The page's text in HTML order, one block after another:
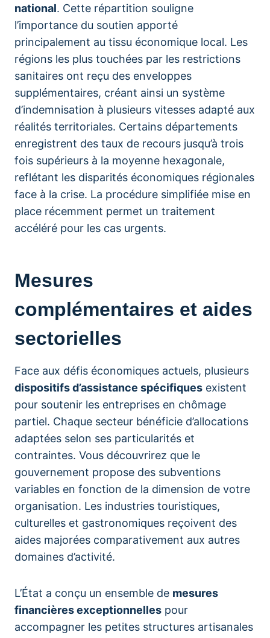
national. Cette répartition souligne
l’importance du soutien apporté
principalement au tissu économique local. Les
régions les plus touchées par les restrictions
sanitaires ont reçu des enveloppes
supplémentaires, créant ainsi un système
d’indemnisation à plusieurs vitesses adapté aux
réalités territoriales. Certains départements
enregistrent des taux de recours jusqu’à trois
fois supérieurs à la moyenne hexagonale,
reflétant les disparités économiques régionales
face à la crise. La procédure simplifiée mise en
place récemment permet un traitement
accéléré pour les cas urgents.
Mesures
complémentaires et aides
sectorielles
Face aux défis économiques actuels, plusieurs
dispositifs d’assistance spécifiques existent
pour soutenir les entreprises en chômage
partiel. Chaque secteur bénéficie d’allocations
adaptées selon ses particularités et
contraintes. Vous découvrirez que le
gouvernement propose des subventions
variables en fonction de la dimension de votre
organisation. Les industries touristiques,
culturelles et gastronomiques reçoivent des
aides majorées comparativement aux autres
domaines d’activité.
L’État a conçu un ensemble de mesures
financières exceptionnelles pour
accompagner les petites structures artisanales